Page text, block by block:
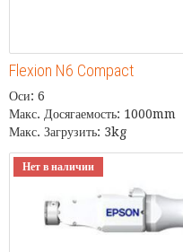
Flexion N6 Compact
Оси: 6
Макс. Досягаемость: 1000mm
Макс. Загрузить: 3kg
Нет в наличии